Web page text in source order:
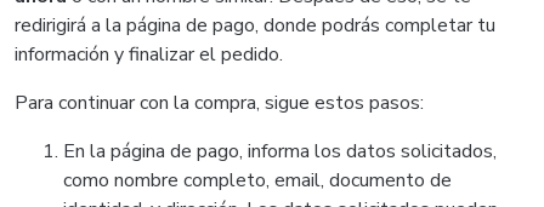
redirigirá a la página de pago, donde podrás completar tu
información y finalizar el pedido.
Para continuar con la compra, sigue estos pasos:
En la página de pago, informa los datos solicitados,
como nombre completo, email, documento de